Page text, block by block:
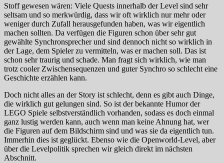
Stoff gewesen wären: Viele Quests innerhalb der Level sind sehr
seltsam und so merkwürdig, dass wir oft wirklich nur mehr oder
weniger durch Zufall herausgefunden haben, was wir eigentlich
machen sollten. Da verfügen die Figuren schon über sehr gut
gewählte Synchronsprecher und sind dennoch nicht so wirklich in
der Lage, dem Spieler zu vermitteln, was er machen soll. Das ist
schon sehr traurig und schade. Man fragt sich wirklich, wie man
trotz cooler Zwischensequenzen und guter Synchro so schlecht eine
Geschichte erzählen kann.
Doch nicht alles an der Story ist schlecht, denn es gibt auch Dinge,
die wirklich gut gelungen sind. So ist der bekannte Humor der
LEGO Spiele selbstverständlich vorhanden, sodass es doch einmal
ganz lustig werden kann, auch wenn man keine Ahnung hat, wer
die Figuren auf dem Bildschirm sind und was sie da eigentlich tun.
Immerhin dies ist geglückt. Ebenso wie die Openworld-Level, aber
über die Levelpolitik sprechen wir gleich direkt im nächsten
Abschnitt.